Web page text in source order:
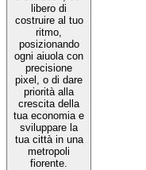
libero di
costruire al tuo
ritmo,
posizionando
ogni aiuola con
precisione
pixel, o di dare
priorità alla
crescita della
tua economia e
sviluppare la
tua città in una
metropoli
fiorente.